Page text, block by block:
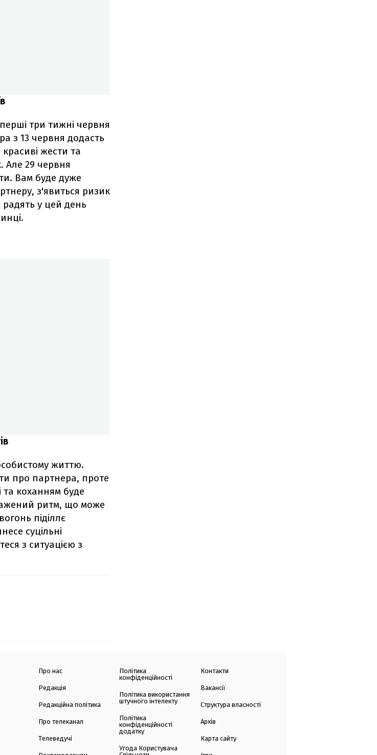
три тижні червня
з 13 червня додасть
жести та
Але 29 червня
Вам буде дуже
з'явиться ризик
у цей день
життю.
про партнера, проте
коханням буде
ритм, що може
піділлє
суцільні
з ситуацією з
Про нас
Редакція
Редакційна політика
Про телеканал
Телеведучі
Політика
конфіденційності
Політика використання
штучного інтелекту
Політика
конфіденційності
додатку
Угода Користувача
Контакти
Вакансії
Структура власності
Архів
Карта сайту